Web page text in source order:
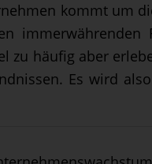
kommt um
immerwährenden
zu häufig aber
Es wird